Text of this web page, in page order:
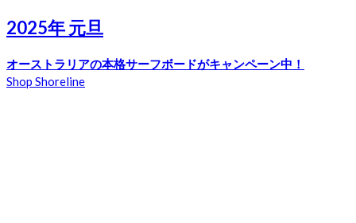
2025年 元旦
オーストラリアの本格サーフボードがキャンペーン中！
Shop Shoreline